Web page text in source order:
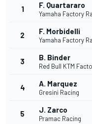
1 F. Quartararo
Yamaha Factory
2 F. Morbidelli
Yamaha Factory
3 B. Binder
Red Bull KTM
4 A. Marquez
Gresini Racing
5 J. Zarco
Pramac Racing